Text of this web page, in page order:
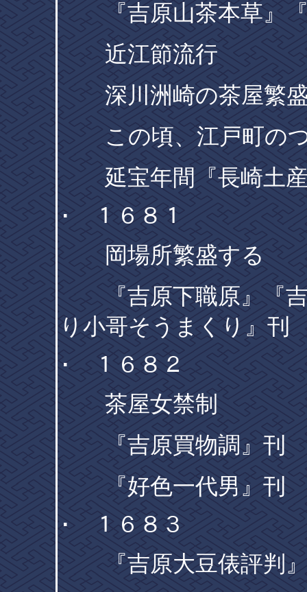
『吉原山茶本草』『
近江節流行
深川洲崎の茶屋繁
この頃、江戸町のつ
延宝年間『長崎土
･ １６８１
岡場所繁盛する
『吉原下職原』『吉
り小哥そうまくり』刊
･ １６８２
茶屋女禁制
『吉原買物調』刊
『好色一代男』刊
･ １６８３
『吉原大豆俵評判